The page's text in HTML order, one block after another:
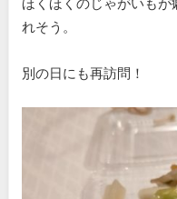
れそう。
別の日にも再訪問！